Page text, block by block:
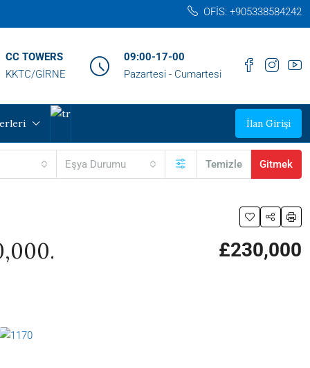
OFİS: +905338584242‬
CC TOWERS
KKTC/GİRNE
09:00-17-00
Pazartesi - Cumartesi
İlan Girişi
Eşya Durumu Temizle Gitmek
£230,000